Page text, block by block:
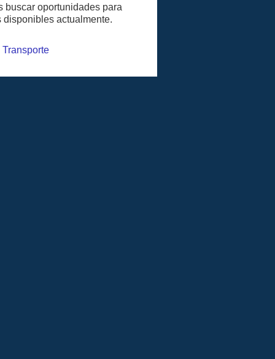
buscar oportunidades para
disponibles actualmente.